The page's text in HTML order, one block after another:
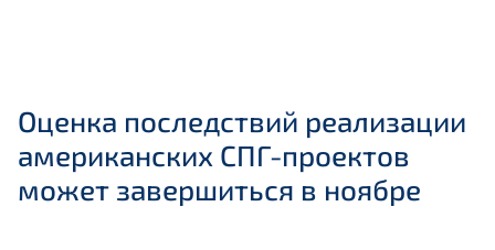
Оценка последствий реализации
американских СПГ-проектов
может завершиться в ноябре